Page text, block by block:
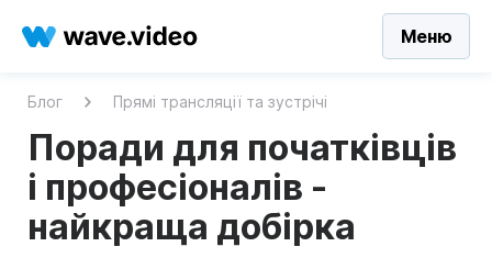
Меню
Блог Прямі трансляції та зустрічі
Поради для початківців
і професіоналів -
найкраща добірка